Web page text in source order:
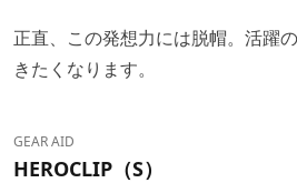
正直、この発想力には脱帽。活躍
きたくなります。
GEAR AID
HEROCLIP（S）